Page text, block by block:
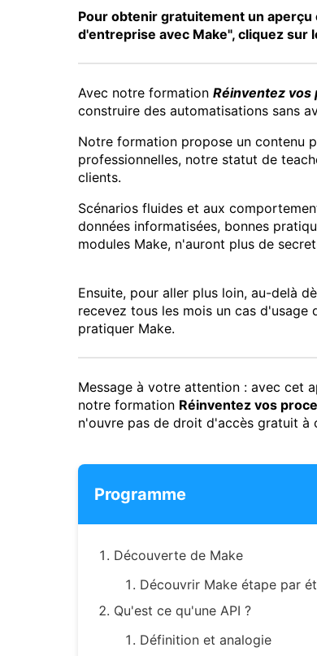
Pour obtenir gratuitement un
d'entreprise avec Make", cliquez
Avec notre formation Réinventez vos
construire des automatisations sans
Notre formation propose un contenu
professionnelles, notre statut de
clients.
Scénarios fluides et aux
données informatisées, bonnes
modules Make, n'auront plus de
Ensuite, pour aller plus loin, au-delà
recevez tous les mois un cas
pratiquer Make.
Message à votre attention : avec cet
notre formation Réinventez vos
n'ouvre pas de droit d'accès gratuit
Programme
Découverte de Make
Découvrir Make étape par
Qu'est ce qu'une API ?
Définition et analogie